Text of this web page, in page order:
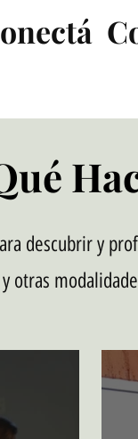
descubrir y
otras